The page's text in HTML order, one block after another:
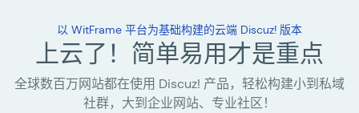
以 WitFrame 平台为基础构建的云端 Discuz! 版本
上云了！简单易用才是重点
全球数百万网站都在使用 Discuz! 产品，轻松构建小到私域
社群，大到企业网站、专业社区！